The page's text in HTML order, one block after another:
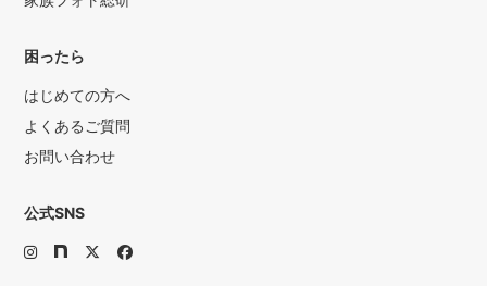
困ったら
はじめての方へ
よくあるご質問
お問い合わせ
公式SNS